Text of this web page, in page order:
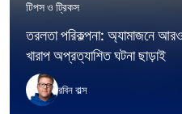
টিপস ও ট্রিকস
তরলতা পরিকল্পনা: অ্যামাজনে
খারাপ অপ্রত্যাশিত ঘটনা ছাড়াই
রবিন বাল্স